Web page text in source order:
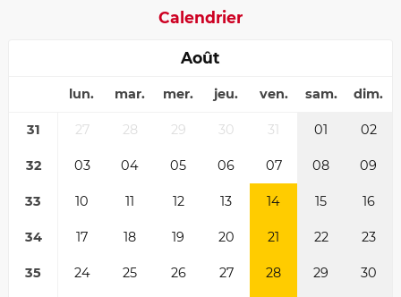
Calendrier
Août
lun. mar. mer. jeu. ven. sam. dim.
31 27 28 29 30 31 01 02
32 03 04 05 06 07 08 09
33 10 11 12 13 14 15 16
34 17 18 19 20 21 22 23
35 24 25 26 27 28 29 30